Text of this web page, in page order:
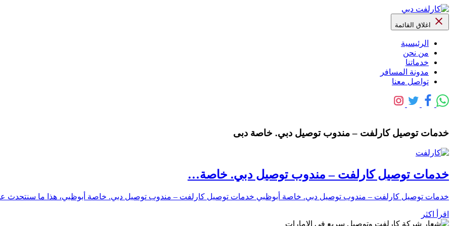
اغلاق القائمة
الرئيسية
من نحن
خدماتنا
مدونة المسافر
تواصل معنا
خدمات توصيل كارلفت – مندوب توصيل دبي. خاصة دبى
خدمات توصيل كارلفت – مندوب توصيل دبي. خاصة…
خدمات توصيل كارلفت – مندوب توصيل دبي. خاصة أبوظبي خدمات توصيل كارلفت – مندوب توصيل دبي. خاصة أبوظبي، هذا ما سنتحدث
اقرأ اكثر